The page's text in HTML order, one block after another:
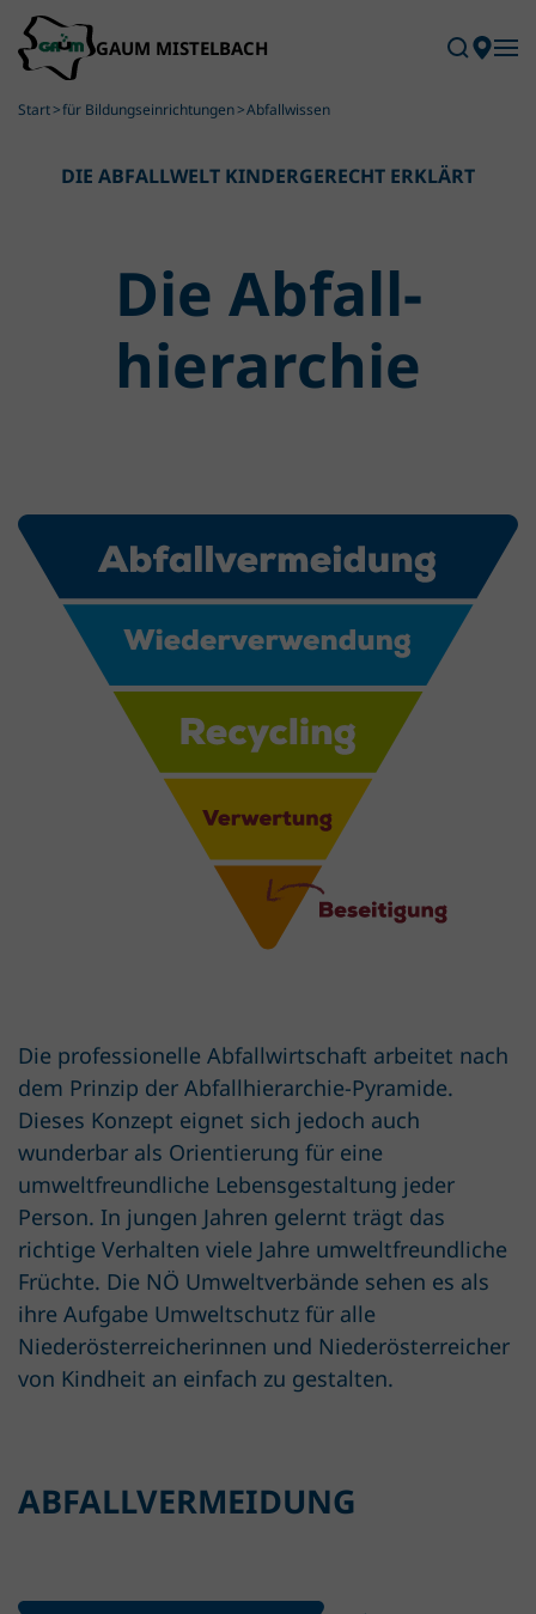
Skip to main content
Start für Bildungseinrichtungen Abfallwissen
DIE ABFALLWELT KINDERGERECHT ERKLÄRT
Die Abfall­
hierarchie
Die professionelle Abfallwirtschaft arbeitet nach
dem Prinzip der Abfallhierarchie-Pyramide.
Dieses Konzept eignet sich jedoch auch
wunderbar als Orientierung für eine
umweltfreundliche Lebensgestaltung jeder
Person. In jungen Jahren gelernt trägt das
richtige Verhalten viele Jahre umweltfreundliche
Früchte. Die NÖ Umweltverbände sehen es als
ihre Aufgabe Umweltschutz für alle
Niederösterreicherinnen und Niederösterreicher
von Kindheit an einfach zu gestalten.
ABFALLVERMEIDUNG